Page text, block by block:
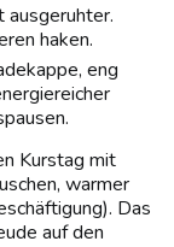
ausgeruhter.
haken.
eng
Kurstag mit
warmer
Das
auf den